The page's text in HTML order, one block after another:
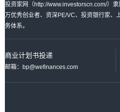
投资家网（http://www.investorscn.com/）
万优秀创业者、资深PE/VC、投资银行家、
务体系。
商业计划书投递
邮箱：bp@wefinances.com